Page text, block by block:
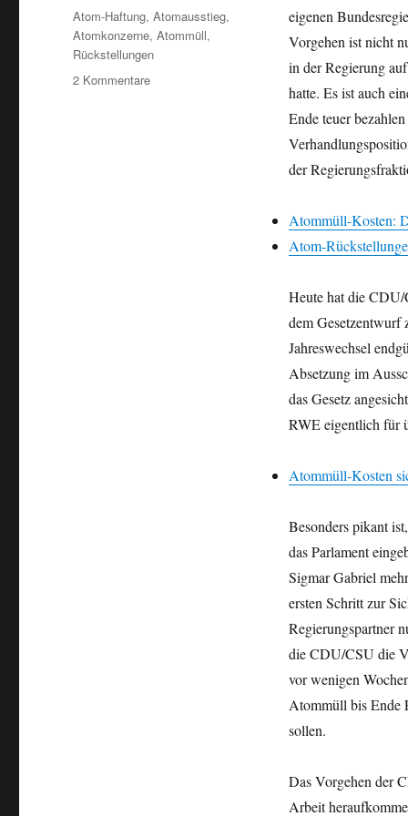
eigenen
Vorgehen ist nicht
in der Regierung
hatte. Es ist auch
Ende teuer
der
Atommüll-Kosten:
Atom-
Heute hat die CDU/
dem Gesetzentwurf
Jahreswechsel
Absetzung im
das Gesetz
RWE eigentlich für
Atommüll-Kosten
Besonders pikant
das Parlament
Sigmar Gabriel
ersten Schritt zur
Regierungspartner
die CDU/CSU die
vor wenigen
Atommüll bis Ende
sollen.
Das Vorgehen der
Arbeit
Schlagwörter
Atom-Haftung,Atomausstieg,
Atomkonzerne,Atommüll,
Rückstellungen
2 Kommentarezu